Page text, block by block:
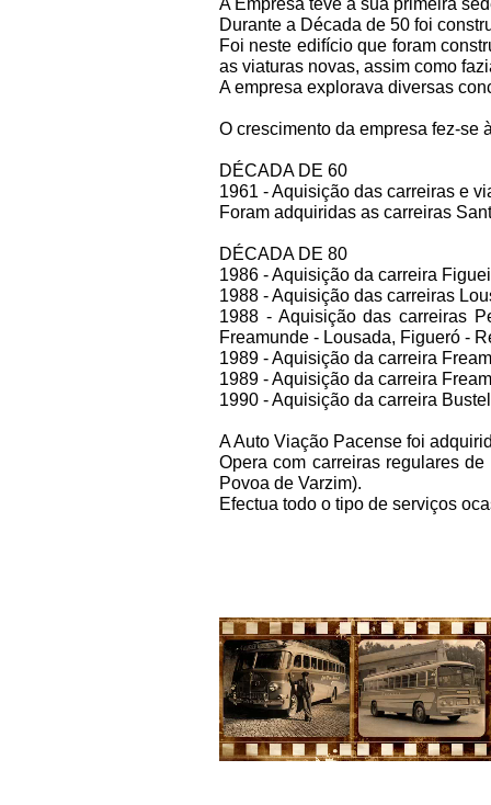
A Empresa teve a sua primeira
Durante a Década de 50 foi
Foi neste edifício que foram
as viaturas novas, assim como
A empresa explorava diversas
O crescimento da empresa fez-se
DÉCADA DE 60
1961 - Aquisição das carreiras e
Foram adquiridas as carreiras
DÉCADA DE 80
1986 - Aquisição da carreira
1988 - Aquisição das carreiras
1988 - Aquisição das carreiras
Freamunde - Lousada, Figueró -
1989 - Aquisição da carreira
1989 - Aquisição da carreira
1990 - Aquisição da carreira
A Auto Viação Pacense foi
Opera com carreiras regulares
Povoa de Varzim).
Efectua todo o tipo de serviços